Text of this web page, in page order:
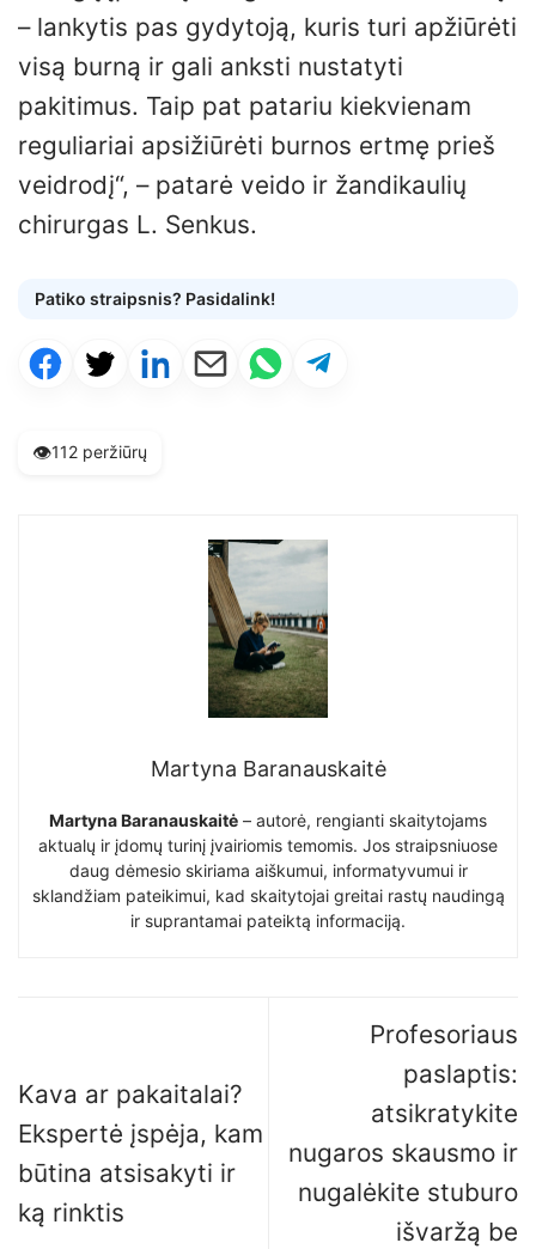
– lankytis pas gydytoją, kuris turi apžiūrėti
visą burną ir gali anksti nustatyti
pakitimus. Taip pat patariu kiekvienam
reguliariai apsižiūrėti burnos ertmę prieš
veidrodį“, – patarė veido ir žandikaulių
chirurgas L. Senkus.
Patiko straipsnis? Pasidalink!
👁️112 peržiūrų
Martyna Baranauskaitė
Martyna Baranauskaitė – autorė, rengianti skaitytojams
aktualų ir įdomų turinį įvairiomis temomis. Jos straipsniuose
daug dėmesio skiriama aiškumui, informatyvumui ir
sklandžiam pateikimui, kad skaitytojai greitai rastų naudingą
ir suprantamai pateiktą informaciją.
Kava ar pakaitalai?
Ekspertė įspėja, kam
būtina atsisakyti ir
ką rinktis
Profesoriaus
paslaptis:
atsikratykite
nugaros skausmo ir
nugalėkite stuburo
išvaržą be